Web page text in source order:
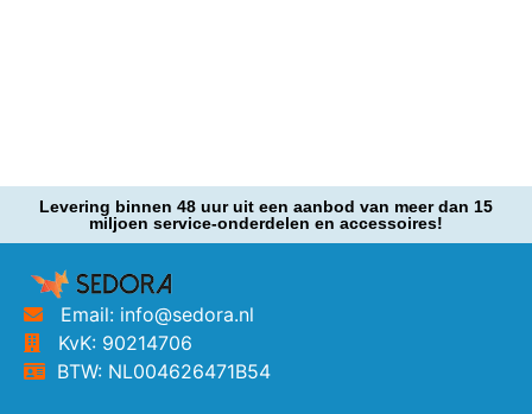
Levering binnen 48 uur uit een aanbod van meer dan 15
miljoen service-onderdelen en accessoires!
Email: info@sedora.nl
KvK: 90214706
BTW: NL004626471B54